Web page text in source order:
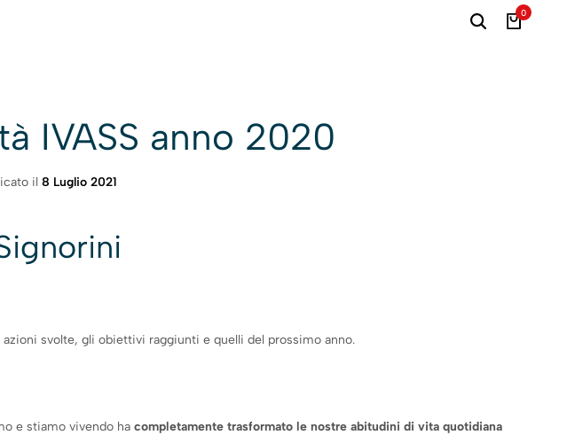
0
IVASS anno 2020
il 8 Luglio 2021
svolte, gli obiettivi raggiunti e quelli del prossimo anno.
e stiamo vivendo ha completamente trasformato le nostre abitudini di vita quotidiana